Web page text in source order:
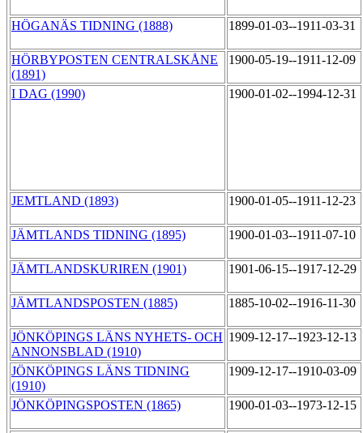
HÖGANÄS TIDNING (1888) 1899-01-03--1911-03-31
HÖRBYPOSTEN CENTRALSKÅNE
(1891)
1900-05-19--1911-12-09
I DAG (1990) 1900-01-02--1994-12-31
JEMTLAND (1893) 1900-01-05--1911-12-23
JÄMTLANDS TIDNING (1895) 1900-01-03--1911-07-10
JÄMTLANDSKURIREN (1901) 1901-06-15--1917-12-29
JÄMTLANDSPOSTEN (1885) 1885-10-02--1916-11-30
JÖNKÖPINGS LÄNS NYHETS- OCH
ANNONSBLAD (1910)
1909-12-17--1923-12-13
JÖNKÖPINGS LÄNS TIDNING
(1910)
1909-12-17--1910-03-09
JÖNKÖPINGSPOSTEN (1865) 1900-01-03--1973-12-15